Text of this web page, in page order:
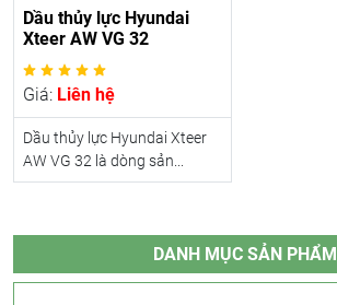
Dầu thủy lực Hyundai
Xteer AW VG 32
Giá: Liên hệ
Dầu thủy lực Hyundai Xteer
AW VG 32 là dòng sản...
DANH MỤC SẢN PHẨM